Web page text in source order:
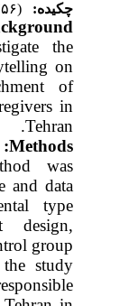
چکیده:
the
on
of
in
Tehran.
Methods
:
was
and data
type
design
group.
the study